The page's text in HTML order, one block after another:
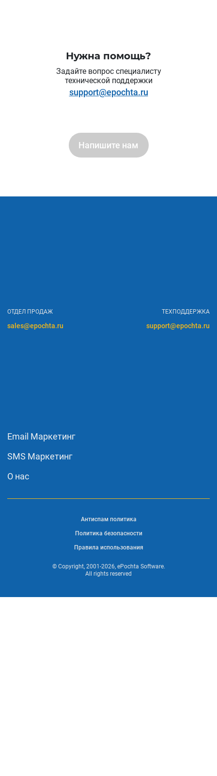
Нужна помощь?
Задайте вопрос специалисту
технической поддержки
support@epochta.ru
Напишите нам
ОТДЕЛ ПРОДАЖ
sales@epochta.ru
ТЕХПОДДЕРЖКА
support@epochta.ru
Email Маркетинг
SMS Маркетинг
О нас
© Copyright, 2001-2026, ePochta Software.
All rights reserved
Антиспам политика
Политика безопасности
Правила использования